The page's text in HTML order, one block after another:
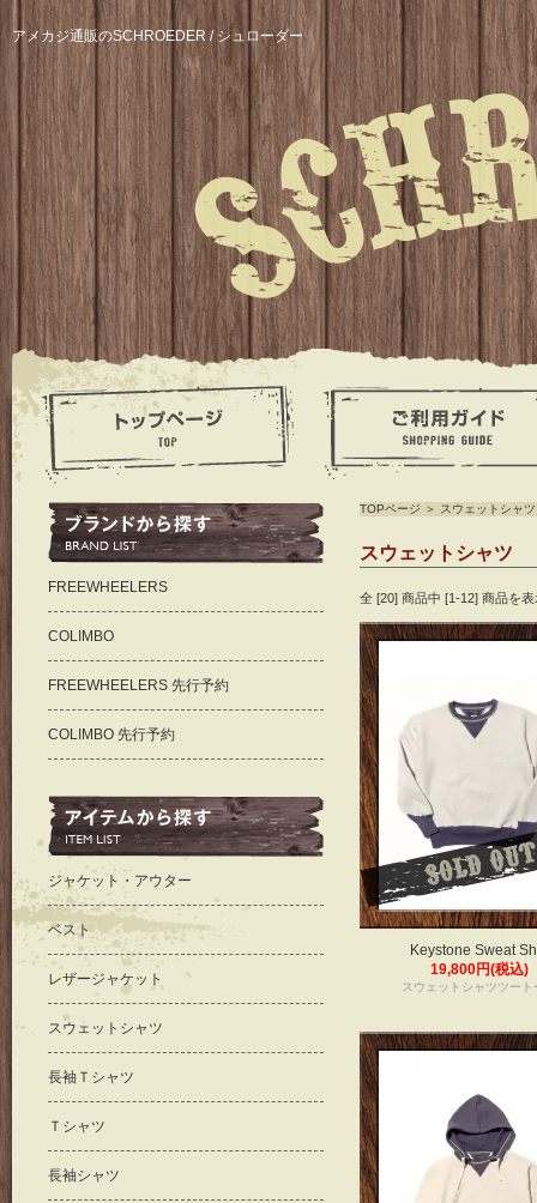
アメカジ通販のSCHROEDER / シュローダー
TOPページ ＞ スウェットシャツ
スウェットシャツ
全 [20] 商品中 [1-12] 商品を
Keystone Sweat
19,800円(税込)
スウェットシャツツート
FREEWHEELERS
COLIMBO
FREEWHEELERS 先行予約
COLIMBO 先行予約
ジャケット・アウター
ベスト
レザージャケット
スウェットシャツ
長袖Ｔシャツ
Ｔシャツ
長袖シャツ